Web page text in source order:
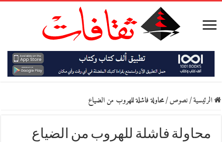
الرئيسية/نصوص/محاولة فاشلة للهروب من الضياع
محاولة فاشلة للهروب من الضياع